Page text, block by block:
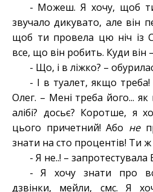
- Можеш. Я хочу, щоб
звучало дикувато, але він
щоб ти провела цю ніч із
все, що він робить. Куди він
- Що, і в ліжко? –
- І в туалет, якщо
Олег. – Мені треба його... як
алібі? досьє? Коротше, я
цього причетний! Або не
знати на сто процентів! Ти
- Я не..! – запротестувала
- Я хочу знати про
дзвінки, мейли, смс. Я